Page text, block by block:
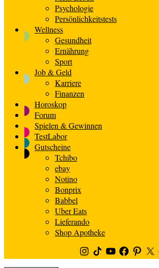
Psychologie
Persönlichkeitstests
Wellness
Gesundheit
Ernährung
Sport
Job & Geld
Karriere
Finanzen
Horoskop
Forum
Spielen & Gewinnen
TestLabor
Gutscheine
Tchibo
ebay
Notino
Bonprix
Babbel
Uber Eats
Lieferando
Shop Apotheke
Instagram
TikTokYoutubeFacebook
Pinterest